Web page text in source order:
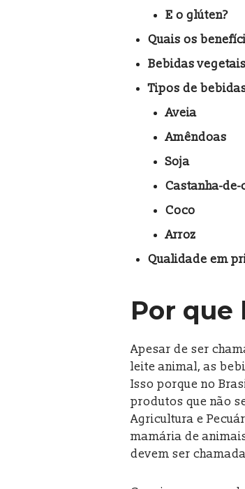
E o glúten?
Quais os
Bebidas
Tipos de
Aveia
Amêndoas
Soja
Castanha-de-
Coco
Arroz
Qualidade em
Por que
Apesar de ser
leite animal, as
Isso porque no
produtos que não
Agricultura e
mamária de
devem ser